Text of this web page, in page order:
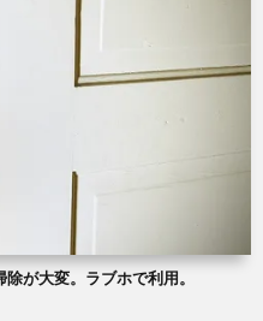
が大変。ラブホで利用。